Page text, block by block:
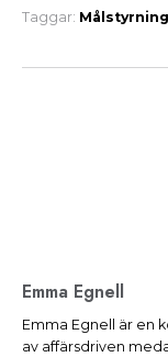
Taggar: Målstyrning
Emma Egnell
Emma Egnell är en
av affärsdriven